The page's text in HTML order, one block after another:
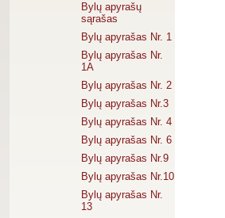
Bylų apyrašų
sąrašas
Bylų apyrašas Nr. 1
Bylų apyrašas Nr.
1A
Bylų apyrašas Nr. 2
Bylų apyrašas Nr.3
Bylų apyrašas Nr. 4
Bylų apyrašas Nr. 6
Bylų apyrašas Nr.9
Bylų apyrašas Nr.10
Bylų apyrašas Nr.
13